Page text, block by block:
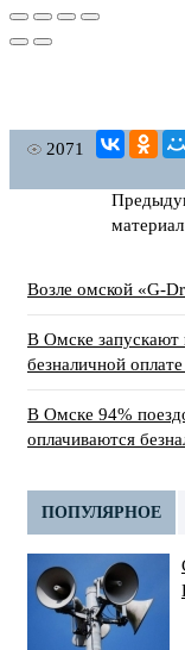
2071
материал
Возле омской «G-
В Омске запускают
безналичной
В Омске 94%
оплачиваются
ПОПУЛЯРНОЕ